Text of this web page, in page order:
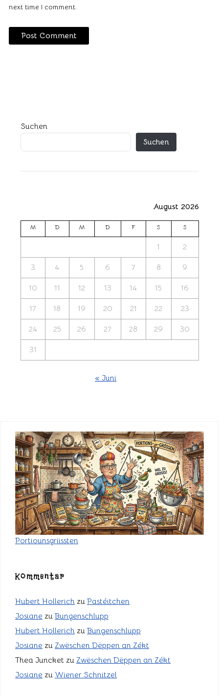
next time I comment.
Suchen
Suchen
August 2026
M D M D F S S
1 2
3 4 5 6 7 8 9
10 11 12 13 14 15 16
17 18 19 20 21 22 23
24 25 26 27 28 29 30
31
« Juni
Portiounsgriissten
Kommentar
Hubert Hollerich zu Pastéitchen
Josiane zu Bungenschlupp
Hubert Hollerich zu Bungenschlupp
Josiane zu Zwëschen Dëppen an Zékt
Thea Juncket zu Zwëschen Dëppen an Zékt
Josiane zu Wiener Schnitzel